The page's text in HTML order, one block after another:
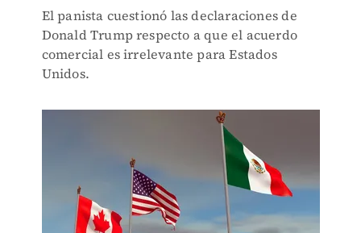
El panista cuestionó las declaraciones de
Donald Trump respecto a que el acuerdo
comercial es irrelevante para Estados
Unidos.